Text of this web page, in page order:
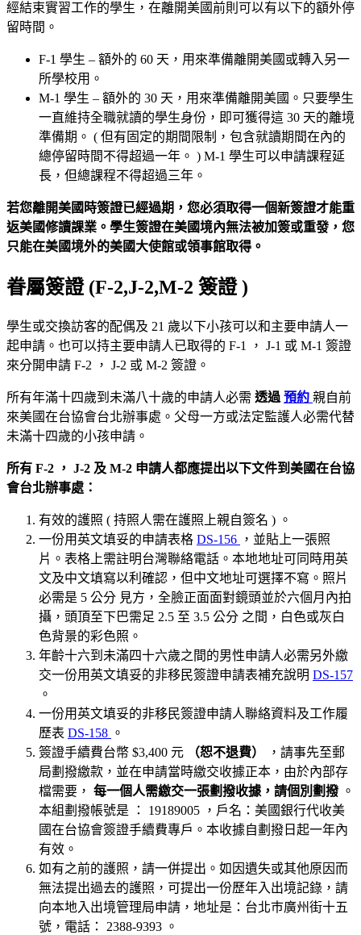
經結束實習工作的學生，在離開美國前則可以有以下的額外停
留時間。
F-1 學生 – 額外的 60 天，用來準備離開美國或轉入另一
所學校用。
M-1 學生 – 額外的 30 天，用來準備離開美國。只要學生
一直維持全職就讀的學生身份，即可獲得這 30 天的離境
準備期。 ( 但有固定的期間限制，包含就讀期間在內的
總停留時間不得超過一年。 ) M-1 學生可以申請課程延
長，但總課程不得超過三年。
若您離開美國時簽證已經過期，您必須取得一個新簽證才能重
返美國修讀課業。學生簽證在美國境內無法被加簽或重發，您
只能在美國境外的美國大使館或領事館取得。
眷屬簽證 (F-2,J-2,M-2 簽證)
學生或交換訪客的配偶及 21 歲以下小孩可以和主要申請人一
起申請。也可以持主要申請人已取得的 F-1 ， J-1 或 M-1 簽證
來分開申請 F-2 ， J-2 或 M-2 簽證。
所有年滿十四歲到未滿八十歲的申請人必需 透過 預約 親自前
來美國在台協會台北辦事處。父母一方或法定監護人必需代替
未滿十四歲的小孩申請。
所有 F-2 ， J-2 及 M-2 申請人都應提出以下文件到美國在台協
會台北辦事處：
有效的護照 ( 持照人需在護照上親自簽名 ) 。
一份用英文填妥的申請表格 DS-156 ，並貼上一張照
片。表格上需註明台灣聯絡電話。本地地址可同時用英
文及中文填寫以利確認，但中文地址可選擇不寫。照片
必需是 5 公分 見方，全臉正面面對鏡頭並於六個月內拍
攝，頭頂至下巴需足 2.5 至 3.5 公分 之間，白色或灰白
色背景的彩色照。
年齡十六到未滿四十六歲之間的男性申請人必需另外繳
交一份用英文填妥的非移民簽證申請表補充說明 DS-157
。
一份用英文填妥的非移民簽證申請人聯絡資料及工作履
歷表 DS-158 。
簽證手續費台幣 $3,400 元
（恕不退費）
，請事先至郵
局劃撥繳款，並在申請當時繳交收據正本，由於內部存
檔需要， 每一個人需繳交一張劃撥收據，請個別劃撥 。
本組劃撥帳號是 ： 19189005 ，戶名：美國銀行代收美
國在台協會簽證手續費專戶。本收據自劃撥日起一年內
有效。
如有之前的護照，請一併提出。如因遺失或其他原因而
無法提出過去的護照，可提出一份歷年入出境記錄，請
向本地入出境管理局申請，地址是：台北巿廣州街十五
號，電話： 2388-9393 。